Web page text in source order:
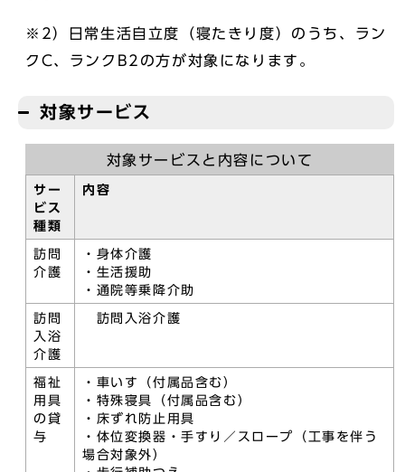
※2）日常生活自立度（寝たきり度）のうち、ラン
クC、ランクB2の方が対象になります。
対象サービス
対象サービスと内容について
サー
ビス
種類
内容
訪問
介護
・身体介護
・生活援助
・通院等乗降介助
訪問
入浴
介護
訪問入浴介護
福祉
用具
の貸
与
・車いす（付属品含む）
・特殊寝具（付属品含む）
・床ずれ防止用具
・体位変換器・手すり／スロープ（工事を伴う
場合対象外）